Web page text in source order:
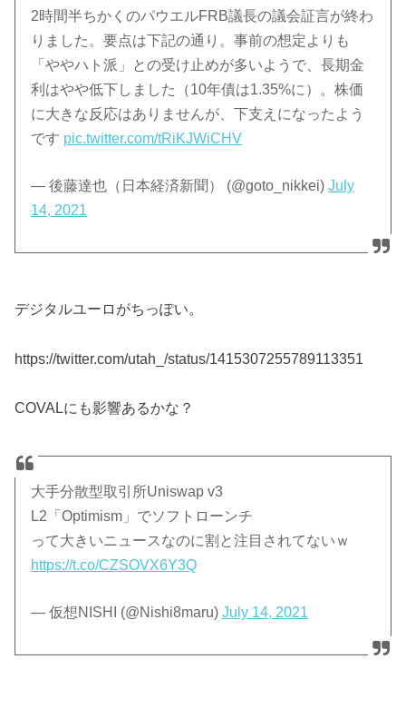
2時間半ちかくのパウエルFRB議長の議会証言が終わ
りました。要点は下記の通り。事前の想定よりも
「ややハト派」との受け止めが多いようで、長期金
利はやや低下しました（10年債は1.35%に）。株価
に大きな反応はありませんが、下支えになったよう
です pic.twitter.com/tRiKJWiCHV
— 後藤達也（日本経済新聞） (@goto_nikkei)July
14, 2021
デジタルユーロがちっぽい。
https://twitter.com/utah_/status/1415307255789113351
COVALにも影響あるかな？
大手分散型取引所Uniswap v3
L2「Optimism」でソフトローンチ
って大きいニュースなのに割と注目されてないｗ
https://t.co/CZSOVX6Y3Q
— 仮想NISHI (@Nishi8maru)July 14, 2021